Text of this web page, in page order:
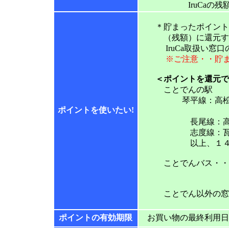
IruCaの残額
ポイントを使いたい!
＊貯まったポイント
（残額）に還元する
IruCa取扱い窓口の
※ご注意・・貯まっ
＜ポイントを還元で
ことでんの駅
琴平線：高
長尾線：高
志度線：瓦町駅
以上、１４
ことでんバス・・・
ことでん以外の窓口
ポイントの有効期限 お買い物の最終利用